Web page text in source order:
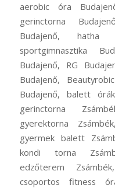
aerobic óra
gerinctorna
Budajenő, hatha
sportgimnasztika
Budajenő, RG
Budajenő,
Budajenő, balett
gerinctorna
gyerektorna
gyermek balett
kondi torna
edzőterem
csoportos fitness